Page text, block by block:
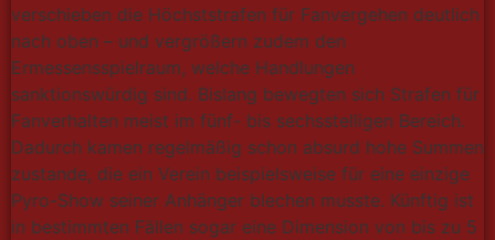
verschieben die Höchststrafen für Fanvergehen deutlich
nach oben – und vergrößern zudem den
Ermessensspielraum, welche Handlungen
sanktionswürdig sind. Bislang bewegten sich Strafen für
Fanverhalten meist im fünf- bis sechsstelligen Bereich.
Dadurch kamen regelmäßig schon absurd hohe Summen
zustande, die ein Verein beispielsweise für eine einzige
Pyro-Show seiner Anhänger blechen musste. Künftig ist
in bestimmten Fällen sogar eine Dimension von bis zu 5